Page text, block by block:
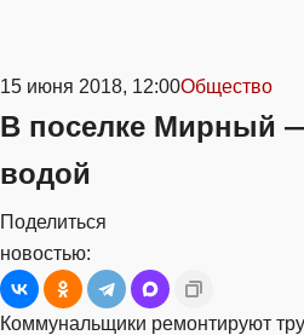
15 июня 2018, 12:00Общество
В поселке Мирный
водой
Поделиться
новостью:
Коммунальщики ремонтируют